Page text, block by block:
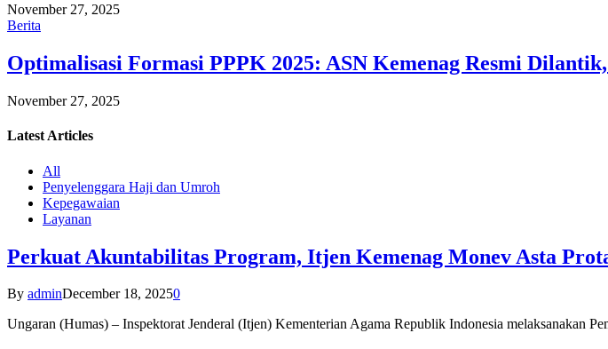
November 27, 2025
Berita
Optimalisasi Formasi PPPK 2025: ASN Kemenag Resmi
November 27, 2025
Latest Articles
All
Penyelenggara Haji dan Umroh
Kepegawaian
Layanan
Perkuat Akuntabilitas Program, Itjen Kemenag Monev Asta
By adminDecember 18, 20250
Ungaran (Humas) – Inspektorat Jenderal (Itjen) Kementerian Agama Republik Indonesia melaksanakan